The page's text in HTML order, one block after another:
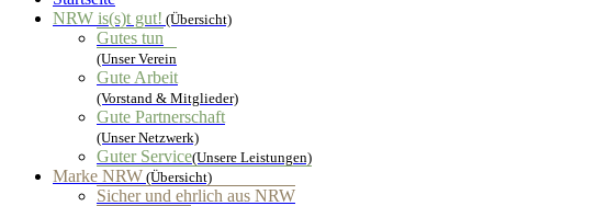
NRW is(s)t gut! (Übersicht)
Gutes tun
(Unser Verein
Gute Arbeit
(Vorstand & Mitglieder)
Gute Partnerschaft
(Unser Netzwerk)
Guter Service(Unsere Leistungen)
Marke NRW (Übersicht)
Sicher und ehrlich aus NRW